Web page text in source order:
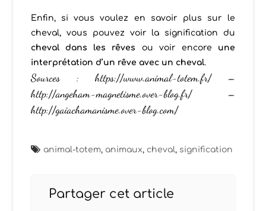
Enfin, si vous voulez en savoir plus sur le
cheval, vous pouvez voir la signification du
cheval dans les rêves ou voir encore une
interprétation d’un rêve avec un cheval.
Sources :https://www.animal-totem.fr/–
http://angeham-magnetisme.over-blog.fr/–
http://gaiachamanisme.over-blog.com/
animal-totem, animaux, cheval, signification
Partager cet article